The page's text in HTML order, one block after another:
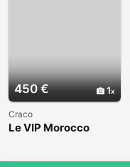
450 € 1
Craco
Le VIP Morocco